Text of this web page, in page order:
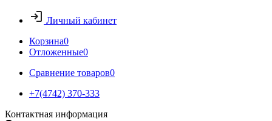
Личный кабинет
Корзина0
Отложенные0
Сравнение товаров0
+7(4742) 370-333
Контактная информация